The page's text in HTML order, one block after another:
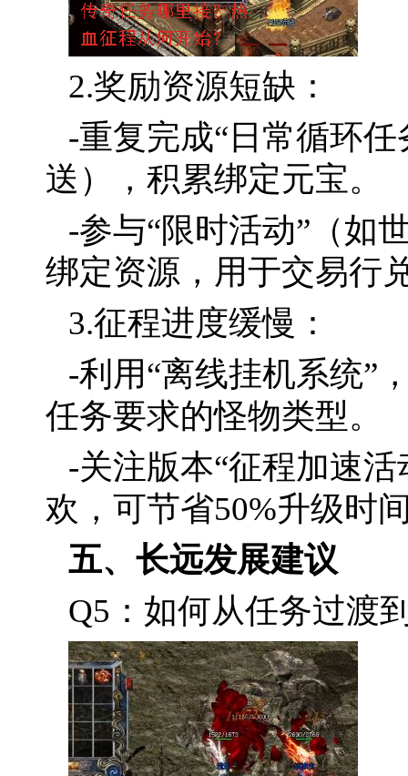
2.奖励资源短缺：
-重复完成“日常循环
送），积累绑定元宝。
-参与“限时活动”（如
绑定资源，用于交易行
3.征程进度缓慢：
-利用“离线挂机系统”
任务要求的怪物类型。
-关注版本“征程加速
欢，可节省50%升级时
五、长远发展建议
Q5：如何从任务过渡